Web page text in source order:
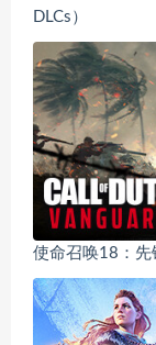
DLCs）
使命召唤18：先